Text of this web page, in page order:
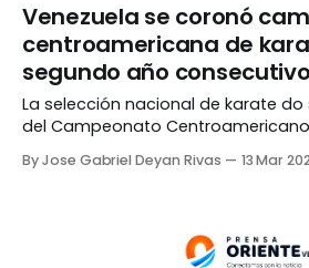
Venezuela se coronó
centroamericana de
segundo año consecutivo
La selección nacional de karate
del Campeonato Centroamericano
bronce en la ciudad de Managua,
By Jose Gabriel Deyan Rivas 13 Mar